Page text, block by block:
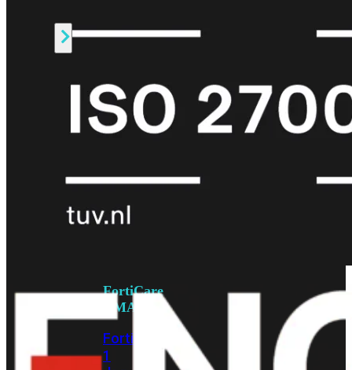
bekijken
FortiCare
FortiCare
Premium
Elite
FortiCare
RMA
FortiCare
1